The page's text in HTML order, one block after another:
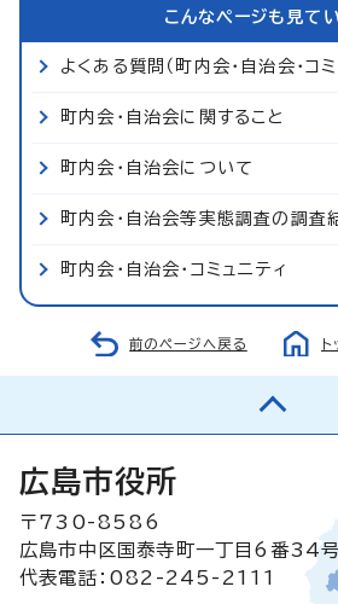
こんなページも見て
よくある質問（町内会・自治会・コミ
町内会・自治会に関すること
町内会・自治会について
町内会・自治会等実態調査の調査
町内会・自治会・コミュニティ
前のページへ戻る
広島市役所
〒730-8586
広島市中区国泰寺町一丁目6番34号
代表電話：082-245-2111